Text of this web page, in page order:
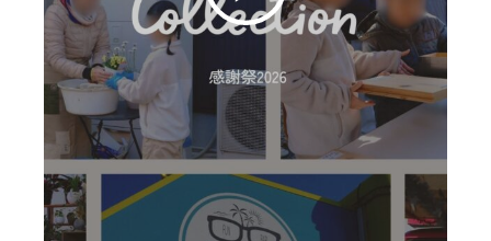
よくある質問
会社情報
イベント ニュース 採用情報